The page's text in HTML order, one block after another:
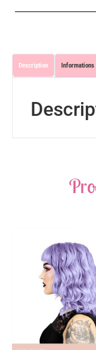
Description Informations